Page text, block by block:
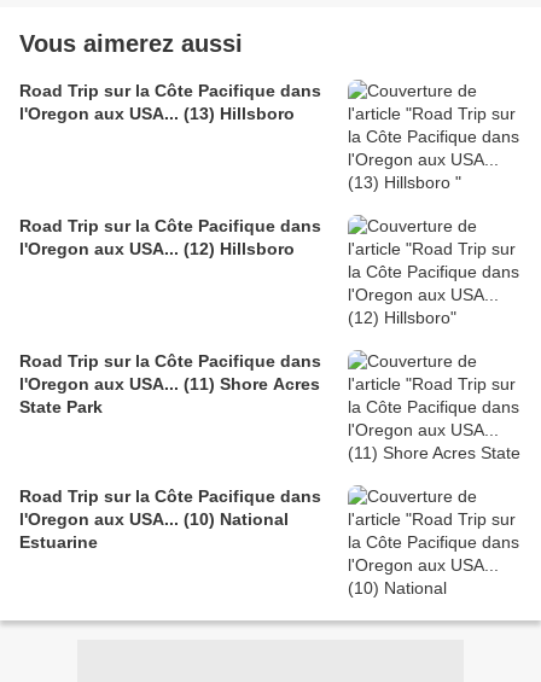
Vous aimerez aussi
Road Trip sur la Côte Pacifique dans
l'Oregon aux USA... (13) Hillsboro
Road Trip sur la Côte Pacifique dans
l'Oregon aux USA... (12) Hillsboro
Road Trip sur la Côte Pacifique dans
l'Oregon aux USA... (11) Shore Acres
State Park
Road Trip sur la Côte Pacifique dans
l'Oregon aux USA... (10) National
Estuarine